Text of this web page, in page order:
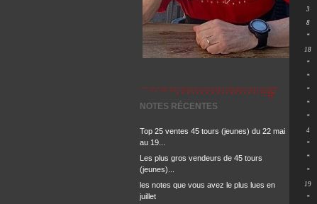
NOTES RÉCENTES
Top 25 ventes 45 tours (jeunes) du 22 mai
au 19...
Les plus gros vendeurs de 45 tours
(jeunes)...
les notes que vous avez le plus lues en
juillet
3
8
*
18
*
*
*
*
*
4
*
*
*
19
*